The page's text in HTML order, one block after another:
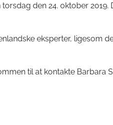
den 24. oktober
eksperter, ligesom
til at kontakte Barbara